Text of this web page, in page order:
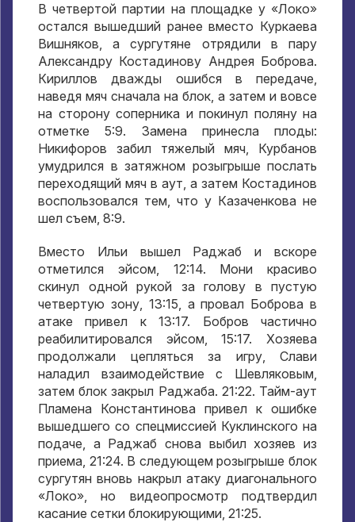
В четвертой партии на площадке у «Локо»
остался вышедший ранее вместо Куркаева
Вишняков,а сургутяне отрядили в пару
Александру Костадинову Андрея Боброва.
Кириллов дважды ошибся в передаче,
наведя мяч сначала на блок, а затем и вовсе
на сторону соперника и покинул поляну на
отметке 5:9. Замена принесла плоды:
Никифоров забил тяжелый мяч, Курбанов
умудрился в затяжном розыгрыше послать
переходящий мяч в аут, а затем Костадинов
воспользовался тем, что у Казаченкова не
шел съем, 8:9.
Вместо Ильи вышел Раджаб и вскоре
отметился эйсом, 12:14. Мони красиво
скинул одной рукой за голову в пустую
четвертую зону, 13:15, а провал Боброва в
атаке привел к13:17. Бобров частично
реабилитировался эйсом, 15:17.Хозяева
продолжали цепляться за игру, Слави
наладил взаимодействие с Шевляковым,
затем блок закрыл Раджаба. 21:22. Тайм-аут
Пламена Константинова привел к ошибке
вышедшего со спецмиссией Куклинского на
подаче, а Раджаб снова выбил хозяев из
приема, 21:24. В следующем розыгрыше блок
сургутян вновь накрыл атаку диагонального
«Локо»,но видеопросмотр подтвердил
касание сетки блокирующими, 21:25.